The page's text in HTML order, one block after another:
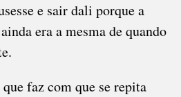
e sair dali porque a
era a mesma de quando
faz com que se repita